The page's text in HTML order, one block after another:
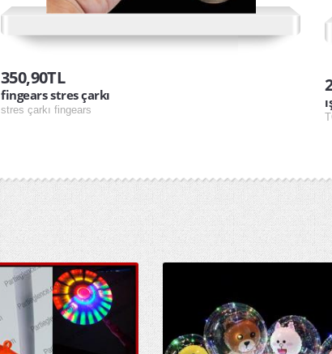
350,90TL
fingears stres çarkı
stres çarkı fingears